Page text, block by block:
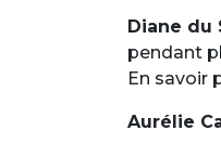
Diane du
pendant
En savoir
Aurélie